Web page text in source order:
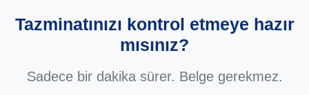
Tazminatınızı kontrol etmeye hazır
mısınız?
Sadece bir dakika sürer. Belge gerekmez.